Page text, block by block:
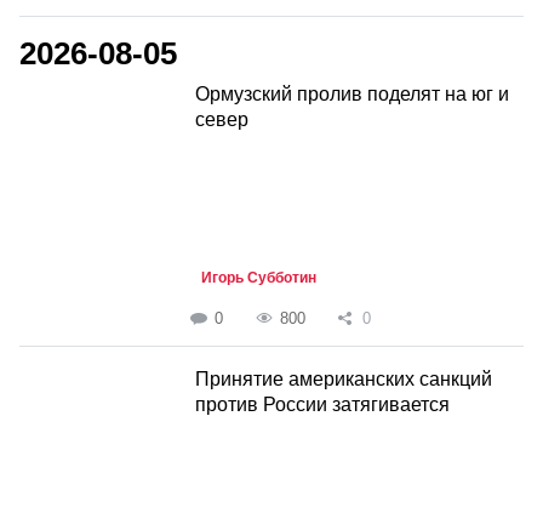
2026-08-05
Ормузский пролив поделят на юг и
север
Игорь Субботин
0 800 0
Принятие американских санкций
против России затягивается